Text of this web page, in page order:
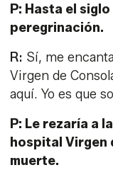
P: Le rezaría a
hospital Virgen
muerte.
R:Claro, le recé
algo muy
me pasó fue el
pandemia, y yo
Rocío. Yo